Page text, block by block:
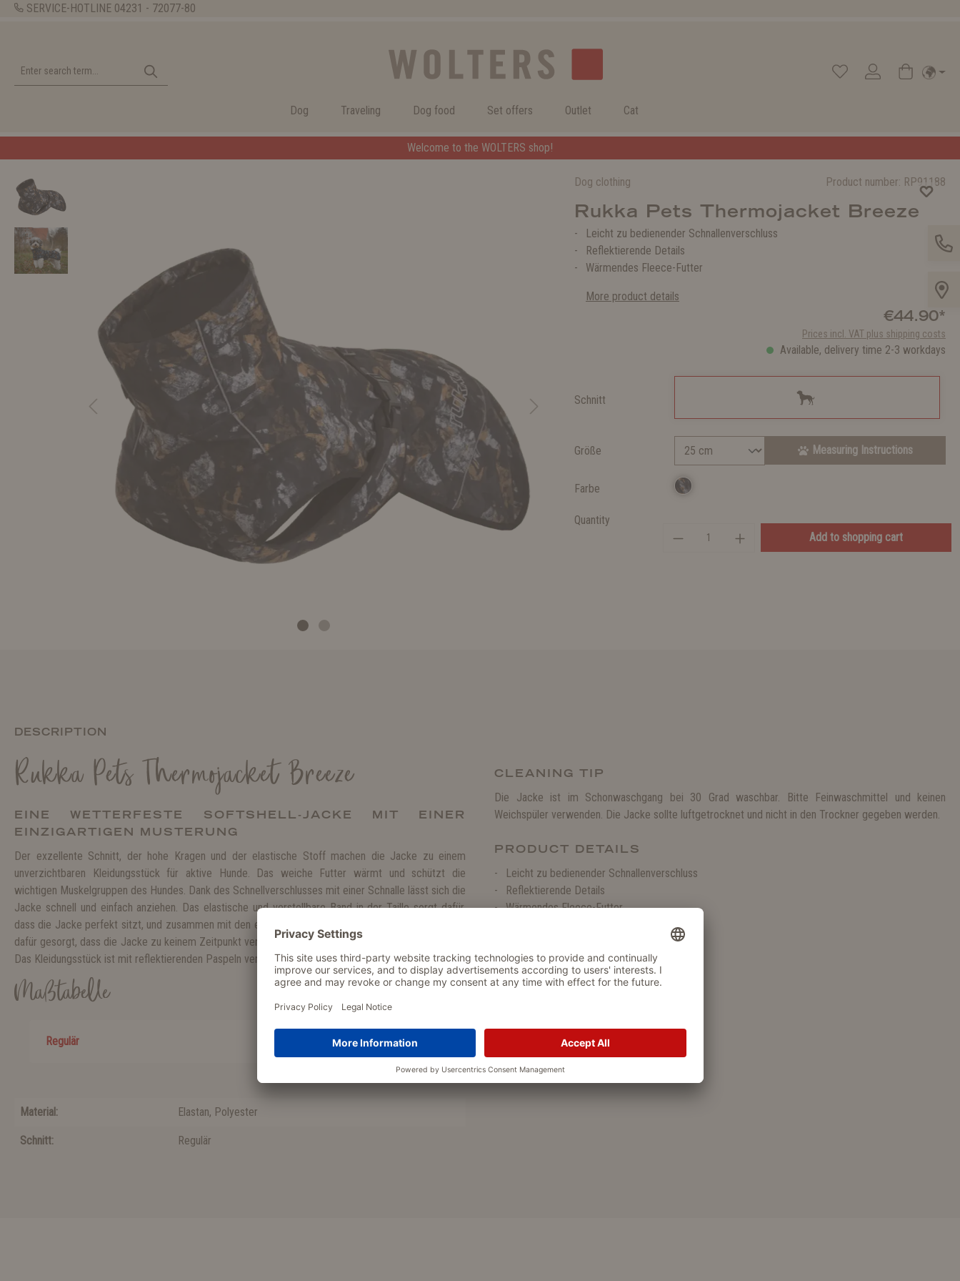
SERVICE-HOTLINE 04231 - 72077-80
Dog Traveling Dog food Set offers Outlet Cat
Dog clothing
Product number: RP91188
Rukka Pets Thermojacket Breeze
Leicht zu bedienender Schnallenverschluss
Reflektierende Details
Wärmendes Fleece-Futter
More product details
€44.90*
Prices incl. VAT plus shipping costs
Available, delivery time 2-3 workdays
Schnitt
Größe Measuring Instructions
Farbe
Quantity
Add to shopping cart
DESCRIPTION
Rukka Pets Thermojacket Breeze
EINE WETTERFESTE SOFTSHELL-JACKE MIT EINER
EINZIGARTIGEN MUSTERUNG
Der exzellente Schnitt, der hohe Kragen und der elastische Stoff machen die Jacke zu einem
unverzichtbaren Kleidungsstück für aktive Hunde. Das weiche Futter wärmt und schützt die
wichtigen Muskelgruppen des Hundes. Dank des Schnellverschlusses mit einer Schnalle lässt sich die
Jacke schnell und einfach anziehen. Das elastische und verstellbare Band in der Taille sorgt dafür,
dass die Jacke perfekt sitzt, und zusammen mit den elastischen Schlaufen an den Hinterbeinen wird
dafür gesorgt, dass die Jacke zu keinem Zeitpunkt verrutscht, auch nicht bei intensiveren Aktivitäten.
Das Kleidungsstück ist mit reflektierenden Paspeln versehen.
Maßtabelle
Regulär
Material: Elastan, Polyester
Schnitt: Regulär
CLEANING TIP
Die Jacke ist im Schonwaschgang bei 30 Grad waschbar. Bitte Feinwaschmittel und keinen
Weichspüler verwenden. Die Jacke sollte luftgetrocknet und nicht in den Trockner gegeben werden.
PRODUCT DETAILS
Leicht zu bedienender Schnallenverschluss
Reflektierende Details
Wärmendes Fleece-Futter
Mit einem hohen, schützenden Kragen
Winddichtes und wasserfestes Material
Hoher Tragekomfort